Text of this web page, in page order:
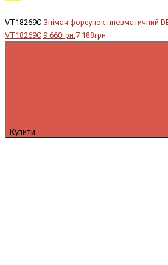
VT18269C Знімач форсунок пневматичний
VT18269C 9 660грн.7 188грн.
Купити